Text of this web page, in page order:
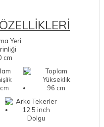
Yeri
cm
Toplam
Yükseklik
96 cm
Arka Tekerler
12.5 inch
Dolgu